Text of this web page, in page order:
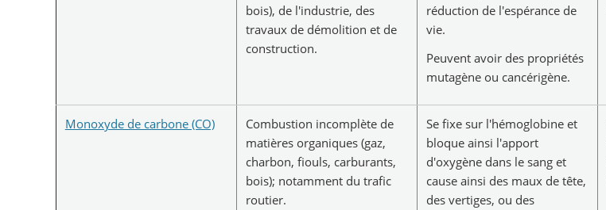
bois), de l'industrie, des
travaux de démolition et de
construction.
réduction de l'espérance de
vie.
Peuvent avoir des propriétés
mutagène ou cancérigène.
Monoxyde de carbone (CO)
Combustion incomplète de
matières organiques (gaz,
charbon, fiouls, carburants,
bois); notamment du trafic
routier.
Se fixe sur l'hémoglobine et
bloque ainsi l'apport
d'oxygène dans le sang et
cause ainsi des maux de tête,
des vertiges, ou des